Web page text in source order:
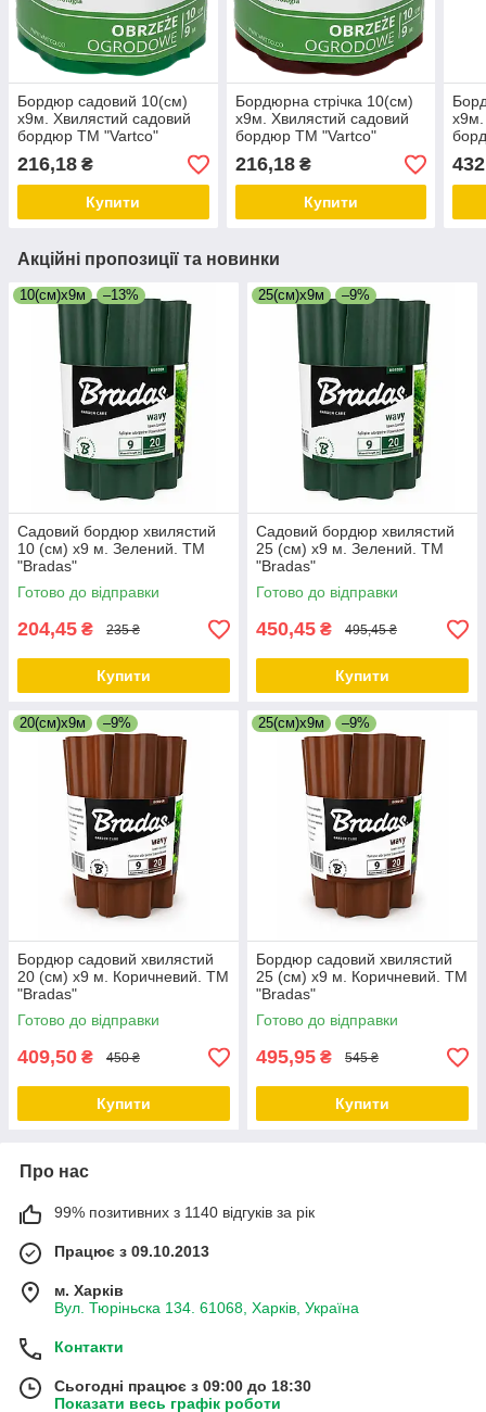
Бордюр садовий 10(см)
х9м. Хвилястий садовий
бордюр ТМ "Vartco"
Польща. Зелений.
216,18 ₴
Купити
Бордюрна стрічка 10(см)
х9м. Хвилястий садовий
бордюр ТМ "Vartco"
Польща. Коричневий.
216,18₴
Купити
х9м.
Акційні пропозиції та новинки
10(см)х9м –13%
Садовий бордюр хвилястий
10 (см) х9 м. Зелений. ТМ
"Bradas"
Готово до відправки
204,45 ₴ 235 ₴
Купити
25(см)х9м –9%
Садовий бордюр хвилястий
25 (см) х9 м. Зелений. ТМ
"Bradas"
Готово до відправки
450,45 ₴ 495,45 ₴
Купити
20(см)х9м –9%
Бордюр садовий хвилястий
20 (см) х9 м. Коричневий. ТМ
"Bradas"
Готово до відправки
409,50 ₴ 450 ₴
Купити
25(см)х9м –9%
Бордюр садовий хвилястий
25 (см) х9 м. Коричневий. ТМ
"Bradas"
Готово до відправки
495,95 ₴ 545 ₴
Купити
Про нас
99% позитивних з 1140 відгуків за рік
Працює з 09.10.2013
м. Харків
Вул. Тюріньска 134. 61068, Харків, Україна
Контакти
Сьогодні працює з 09:00 до 18:30
Показати весь графік роботи